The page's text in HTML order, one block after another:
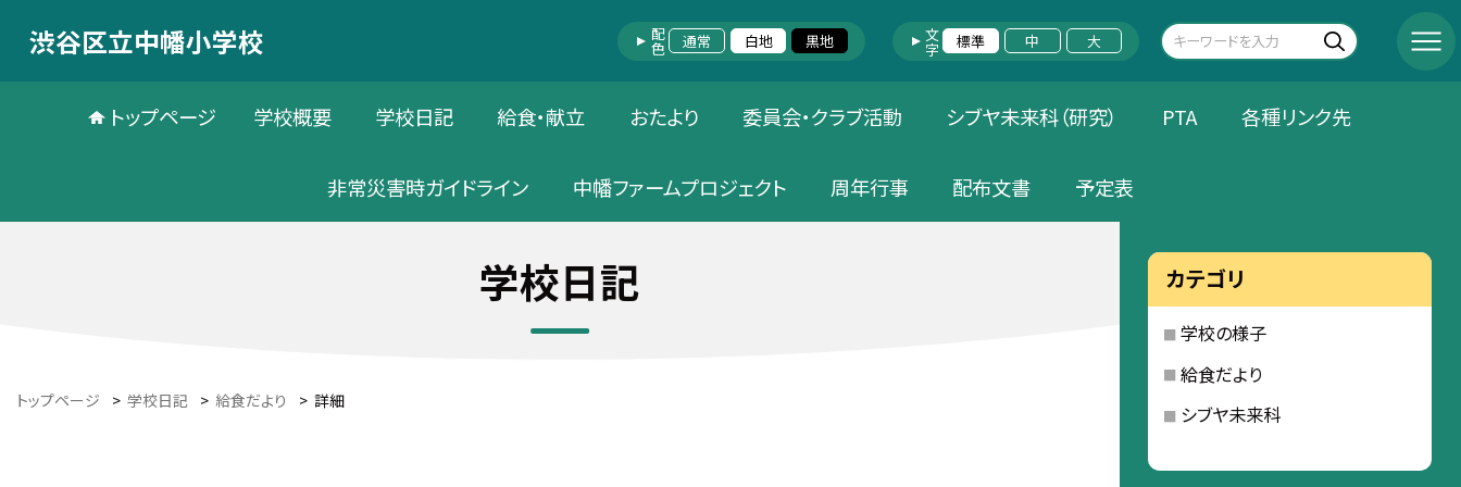
渋谷区立中幡小学校 配色 通常 白地 黒地 文字 標準 中 大
トップページ 学校概要 学校日記 給食・献立 おたより 委員会・クラブ活動 シブヤ未来科（研究） PTA 各種リンク先
非常災害時ガイドライン 中幡ファームプロジェクト 周年行事 配布文書 予定表
学校日記
トップページ > 学校日記 > 給食だより > 詳細
カテゴリ
学校の様子
給食だより
シブヤ未来科